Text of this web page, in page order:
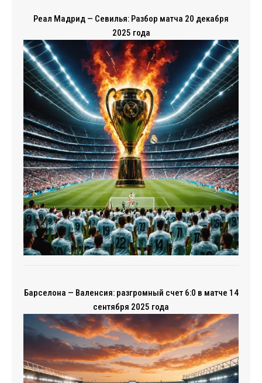
Реал Мадрид — Севилья: Разбор матча 20 декабря
2025 года
Барселона — Валенсия: разгромный счет 6:0 в матче 14
сентября 2025 года